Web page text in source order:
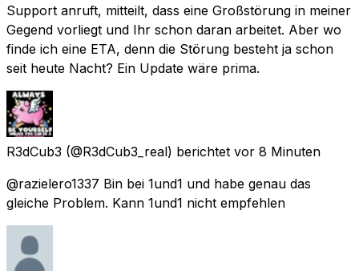
Support anruft, mitteilt, dass eine Großstörung in meiner
Gegend vorliegt und Ihr schon daran arbeitet. Aber wo
finde ich eine ETA, denn die Störung besteht ja schon
seit heute Nacht? Ein Update wäre prima.
R3dCub3 (@R3dCub3_real) berichtet vor 8 Minuten
@razielero1337 Bin bei 1und1 und habe genau das
gleiche Problem. Kann 1und1 nicht empfehlen